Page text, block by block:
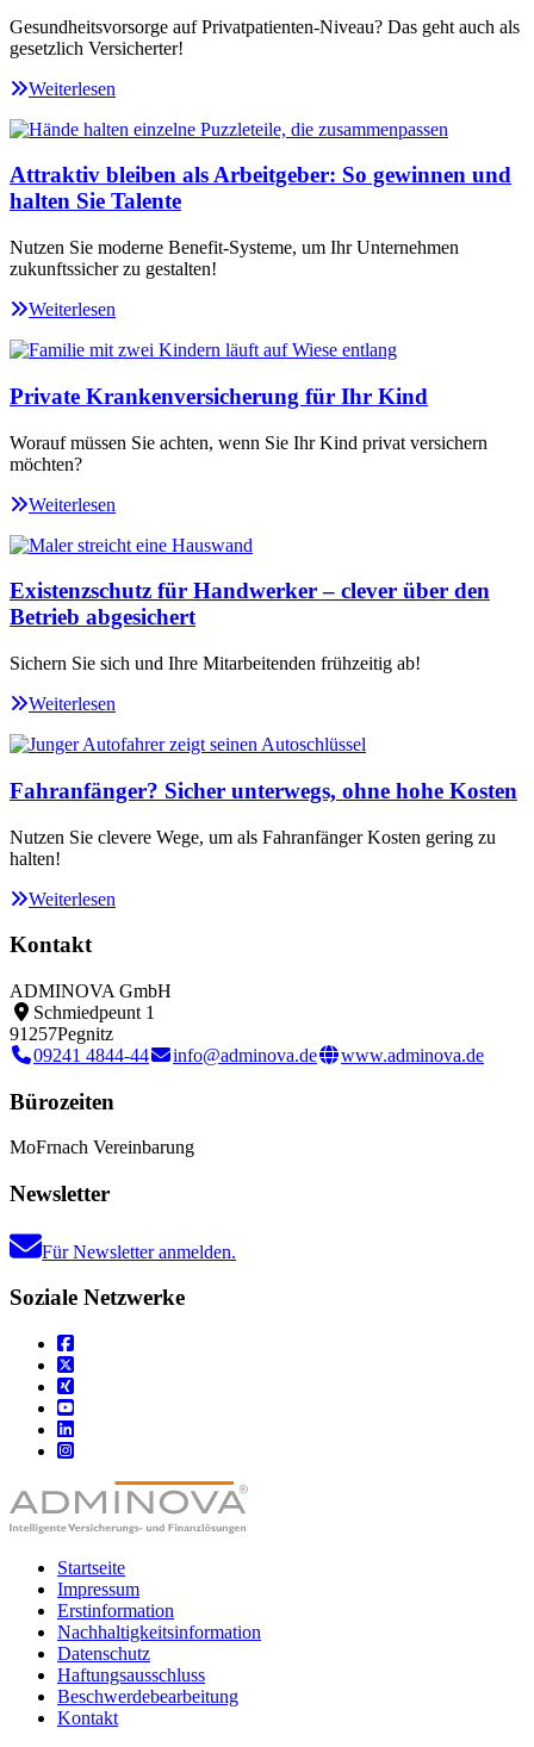
Gesundheitsvorsorge auf Privatpatienten-Niveau? Das geht auch als
gesetzlich Versicherter!
Weiterlesen
Attraktiv bleiben als Arbeitgeber: So gewinnen und
halten Sie Talente
Nutzen Sie moderne Benefit-Systeme, um Ihr Unternehmen
zukunftssicher zu gestalten!
Weiterlesen
Private Krankenversicherung für Ihr Kind
Worauf müssen Sie achten, wenn Sie Ihr Kind privat versichern
möchten?
Weiterlesen
Existenzschutz für Handwerker – clever über den
Betrieb abgesichert
Sichern Sie sich und Ihre Mitarbeitenden frühzeitig ab!
Weiterlesen
Fahranfänger? Sicher unterwegs, ohne hohe Kosten
Nutzen Sie clevere Wege, um als Fahranfänger Kosten gering zu
halten!
Weiterlesen
Kontakt
ADMINOVA GmbH
Schmiedpeunt 1
91257Pegnitz
09241 4844-44
info@adminova.de www.adminova.de
Bürozeiten
MoFrnach Vereinbarung
Newsletter
Für Newsletter anmelden.
Soziale Netzwerke
Startseite
Impressum
Erstinformation
Nachhaltigkeitsinformation
Datenschutz
Haftungsausschluss
Beschwerdebearbeitung
Kontakt